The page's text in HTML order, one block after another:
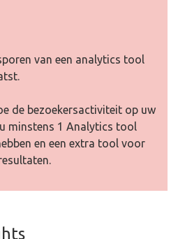
van een analytics tool
de bezoekersactiviteit op uw
minstens 1 Analytics tool
en een extra tool voor